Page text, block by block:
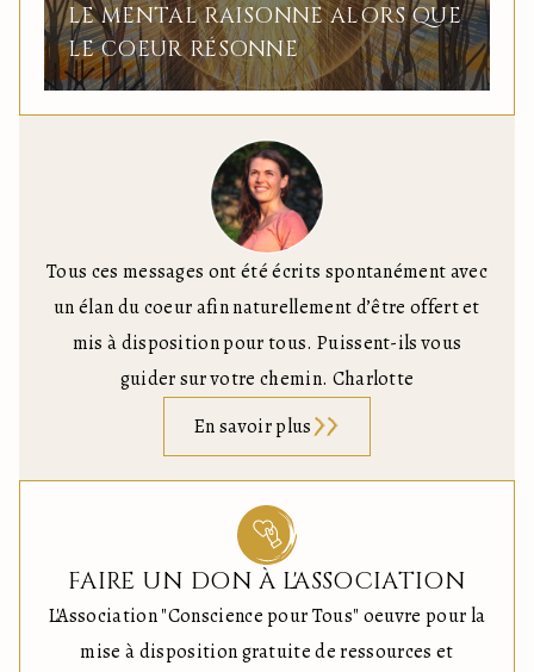
LE MENTAL RAISONNE ALORS QUE
LE COEUR RÉSONNE
Tous ces messages ont été écrits spontanément avec
un élan du coeur afin naturellement d’être offert et
mis à disposition pour tous. Puissent-ils vous
guider sur votre chemin. Charlotte
En savoir plus
FAIRE UN DON À L'ASSOCIATION
L'Association "Conscience pour Tous" oeuvre pour la
mise à disposition gratuite de ressources et